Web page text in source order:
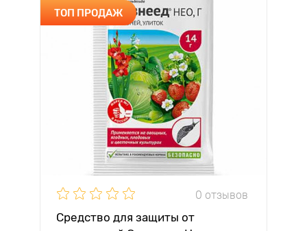
ТОП ПРОДАЖ
0 отзывов
Средство для защиты от